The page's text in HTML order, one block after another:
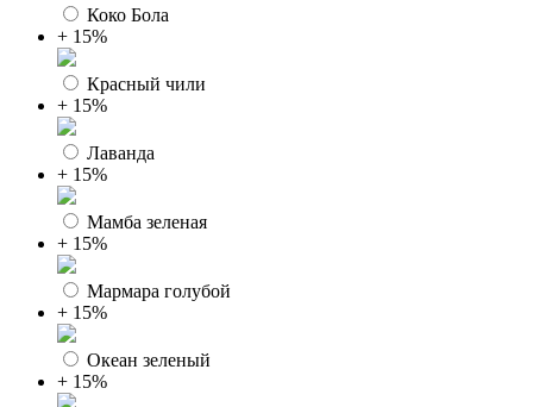
Коко Бола
+ 15%
Красный чили
+ 15%
Лаванда
+ 15%
Мамба зеленая
+ 15%
Мармара голубой
+ 15%
Океан зеленый
+ 15%